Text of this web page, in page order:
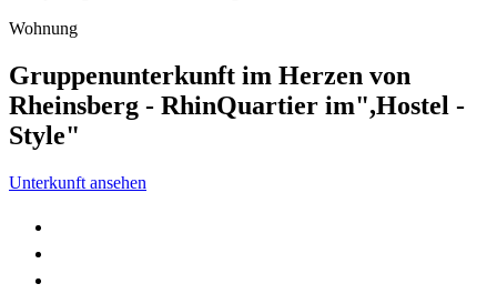
Wohnung
Gruppenunterkunft im Herzen von
Rheinsberg - RhinQuartier im",Hostel -
Style"
Unterkunft ansehen